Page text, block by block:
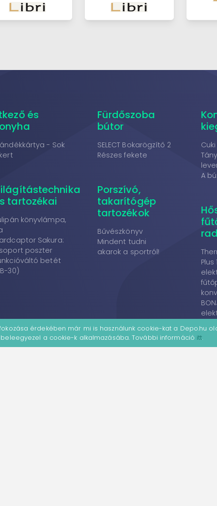
és
- Sok
tartozékai
könyvlámpa,
Sakura:
poszter
betét
30)
Fürdőszoba
bútor
SELECT Bokarögzítő 2
Részes fekete
Porszívó,
takarítógép
tartozékok
Bűvészkönyv
Mindent tudni
akarok a sportról!
A
Plus
érdekében már mi is használunk cookie-kat a Depo.hu
a cookie-k alkalmazásába. További információ itt.